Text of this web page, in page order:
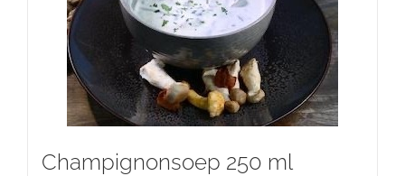
Champignonsoep 250 ml